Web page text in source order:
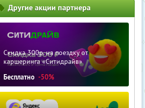
Другие акции партнера
Скидка 300р. на поездку от
каршеринга «Ситидрайв»
Бесплатно -50%